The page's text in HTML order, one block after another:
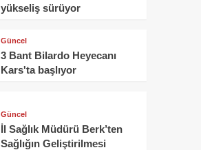
yükseliş sürüyor
Güncel
3 Bant Bilardo Heyecanı
Kars'ta başlıyor
Güncel
İl Sağlık Müdürü Berk’ten
Sağlığın Geliştirilmesi